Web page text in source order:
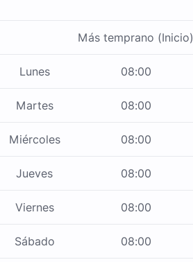
Más temprano (Inicio)
Lunes 08:00
Martes 08:00
Miércoles 08:00
Jueves 08:00
Viernes 08:00
Sábado 08:00